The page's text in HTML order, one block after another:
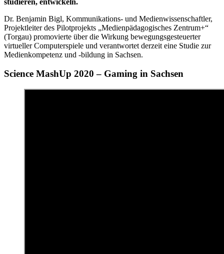
Dr. Benjamin Bigl, Kommunikations- und Medienwissenschaftler,
Projektleiter des Pilotprojekts „Medienpädagogisches Zentrum+“
(Torgau) promovierte über die Wirkung bewegungsgesteuerter
virtueller Computerspiele und verantwortet derzeit eine Studie zur
Medienkompetenz und -bildung in Sachsen.
Science MashUp 2020 – Gaming in Sachsen